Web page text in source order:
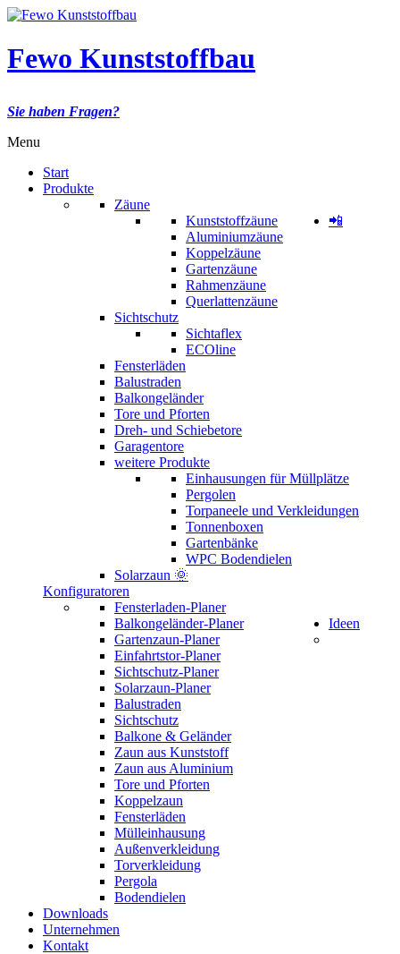
Fewo Kunststoffbau
Sie haben Fragen?
Menu
Start
Produkte
Zäune
Kunststoffzäune
Aluminiumzäune
Koppelzäune
Gartenzäune
Rahmenzäune
Querlattenzäune
Sichtschutz
Sichtaflex
ECOline
Fensterläden
Balustraden
Balkongeländer
Tore und Pforten
Dreh- und Schiebetore
Garagentore
weitere Produkte
Einhausungen für Müllplätze
Pergolen
Torpaneele und Verkleidungen
Tonnenboxen
Gartenbänke
WPC Bodendielen
Solarzaun 🌞
📲
Konfiguratoren
Fensterladen-Planer
Balkongeländer-Planer
Gartenzaun-Planer
Einfahrtstor-Planer
Sichtschutz-Planer
Solarzaun-Planer
Ideen
Balustraden
Sichtschutz
Balkone & Geländer
Zaun aus Kunststoff
Zaun aus Aluminium
Tore und Pforten
Koppelzaun
Fensterläden
Mülleinhausung
Außenverkleidung
Torverkleidung
Pergola
Bodendielen
Downloads
Unternehmen
Kontakt